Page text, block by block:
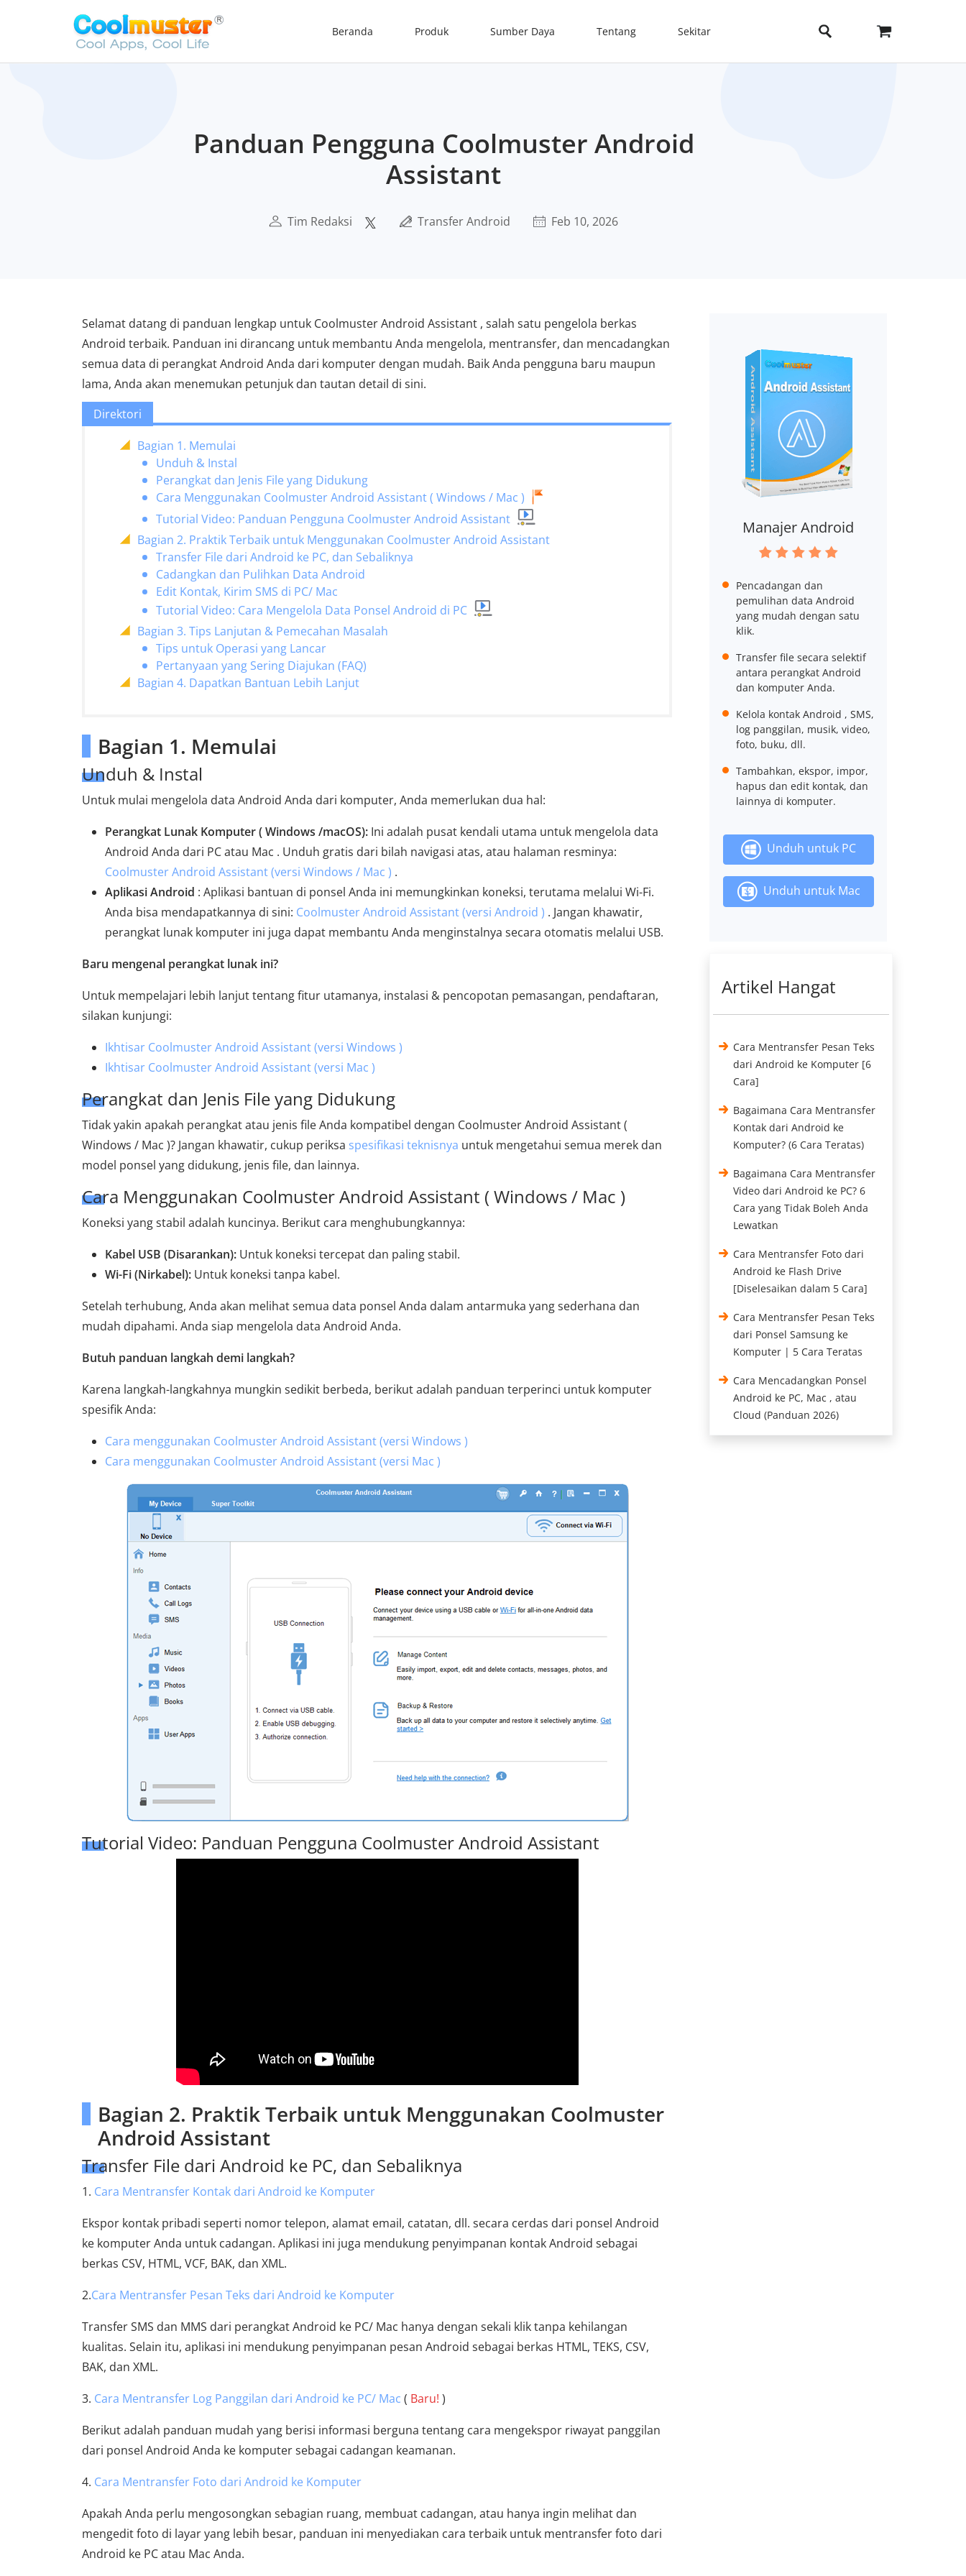
Beranda Produk Sumber Daya Tentang Sekitar
Panduan Pengguna Coolmuster Android
Assistant
Tim Redaksi Transfer Android Feb 10, 2026
Selamat datang di panduan lengkap untuk Coolmuster Android Assistant , salah satu pengelola berkas
Android terbaik. Panduan ini dirancang untuk membantu Anda mengelola, mentransfer, dan mencadangkan
semua data di perangkat Android Anda dari komputer dengan mudah. ​​Baik Anda pengguna baru maupun
lama, Anda akan menemukan petunjuk dan tautan detail di sini.
Direktori
Bagian 1. Memulai
Unduh & Instal
Perangkat dan Jenis File yang Didukung
Cara Menggunakan Coolmuster Android Assistant ( Windows / Mac )
Tutorial Video: Panduan Pengguna Coolmuster Android Assistant
Bagian 2. Praktik Terbaik untuk Menggunakan Coolmuster Android Assistant
Transfer File dari Android ke PC, dan Sebaliknya
Cadangkan dan Pulihkan Data Android
Edit Kontak, Kirim SMS di PC/ Mac
Tutorial Video: Cara Mengelola Data Ponsel Android di PC
Bagian 3. Tips Lanjutan & Pemecahan Masalah
Tips untuk Operasi yang Lancar
Pertanyaan yang Sering Diajukan (FAQ)
Bagian 4. Dapatkan Bantuan Lebih Lanjut
Bagian 1. Memulai
Unduh & Instal
Untuk mulai mengelola data Android Anda dari komputer, Anda memerlukan dua hal:
Perangkat Lunak Komputer ( Windows /macOS): Ini adalah pusat kendali utama untuk mengelola data
Android Anda dari PC atau Mac . Unduh gratis dari bilah navigasi atas, atau halaman resminya:
Coolmuster Android Assistant (versi Windows / Mac ) .
Aplikasi Android : Aplikasi bantuan di ponsel Anda ini memungkinkan koneksi, terutama melalui Wi-Fi.
Anda bisa mendapatkannya di sini: Coolmuster Android Assistant (versi Android ) . Jangan khawatir,
perangkat lunak komputer ini juga dapat membantu Anda menginstalnya secara otomatis melalui USB.
Baru mengenal perangkat lunak ini?
Untuk mempelajari lebih lanjut tentang fitur utamanya, instalasi & pencopotan pemasangan, pendaftaran,
silakan kunjungi:
Ikhtisar Coolmuster Android Assistant (versi Windows )
Ikhtisar Coolmuster Android Assistant (versi Mac )
Perangkat dan Jenis File yang Didukung
Tidak yakin apakah perangkat atau jenis file Anda kompatibel dengan Coolmuster Android Assistant (
Windows / Mac )? Jangan khawatir, cukup periksa spesifikasi teknisnya untuk mengetahui semua merek dan
model ponsel yang didukung, jenis file, dan lainnya.
Cara Menggunakan Coolmuster Android Assistant ( Windows / Mac )
Koneksi yang stabil adalah kuncinya. Berikut cara menghubungkannya:
Kabel USB (Disarankan): Untuk koneksi tercepat dan paling stabil.
Wi-Fi (Nirkabel): Untuk koneksi tanpa kabel.
Setelah terhubung, Anda akan melihat semua data ponsel Anda dalam antarmuka yang sederhana dan
mudah dipahami. Anda siap mengelola data Android Anda.
Butuh panduan langkah demi langkah?
Karena langkah-langkahnya mungkin sedikit berbeda, berikut adalah panduan terperinci untuk komputer
spesifik Anda:
Cara menggunakan Coolmuster Android Assistant (versi Windows )
Cara menggunakan Coolmuster Android Assistant (versi Mac )
Tutorial Video: Panduan Pengguna Coolmuster Android Assistant
Bagian 2. Praktik Terbaik untuk Menggunakan Coolmuster
Android Assistant
Transfer File dari Android ke PC, dan Sebaliknya
1. Cara Mentransfer Kontak dari Android ke Komputer
Ekspor kontak pribadi seperti nomor telepon, alamat email, catatan, dll. secara cerdas dari ponsel Android
ke komputer Anda untuk cadangan. Aplikasi ini juga mendukung penyimpanan kontak Android sebagai
berkas CSV, HTML, VCF, BAK, dan XML.
2.Cara Mentransfer Pesan Teks dari Android ke Komputer
Transfer SMS dan MMS dari perangkat Android ke PC/ Mac hanya dengan sekali klik tanpa kehilangan
kualitas. Selain itu, aplikasi ini mendukung penyimpanan pesan Android sebagai berkas HTML, TEKS, CSV,
BAK, dan XML.
3. Cara Mentransfer Log Panggilan dari Android ke PC/ Mac ( Baru! )
Berikut adalah panduan mudah yang berisi informasi berguna tentang cara mengekspor riwayat panggilan
dari ponsel Android Anda ke komputer sebagai cadangan keamanan.
4. Cara Mentransfer Foto dari Android ke Komputer
Apakah Anda perlu mengosongkan sebagian ruang, membuat cadangan, atau hanya ingin melihat dan
mengedit foto di layar yang lebih besar, panduan ini menyediakan cara terbaik untuk mentransfer foto dari
Android ke PC atau Mac Anda.
Manajer Android
Pencadangan dan
pemulihan data Android
yang mudah dengan satu
klik.
Transfer file secara selektif
antara perangkat Android
dan komputer Anda.
Kelola kontak Android , SMS,
log panggilan, musik, video,
foto, buku, dll.
Tambahkan, ekspor, impor,
hapus dan edit kontak, dan
lainnya di komputer.
Unduh untuk PC
Unduh untuk Mac
Artikel Hangat
Cara Mentransfer Pesan Teks
dari Android ke Komputer [6
Cara]
Bagaimana Cara Mentransfer
Kontak dari Android ke
Komputer? (6 Cara Teratas)
Bagaimana Cara Mentransfer
Video dari Android ke PC? 6
Cara yang Tidak Boleh Anda
Lewatkan
Cara Mentransfer Foto dari
Android ke Flash Drive
[Diselesaikan dalam 5 Cara]
Cara Mentransfer Pesan Teks
dari Ponsel Samsung ke
Komputer | 5 Cara Teratas
Cara Mencadangkan Ponsel
Android ke PC, Mac , atau
Cloud (Panduan 2026)